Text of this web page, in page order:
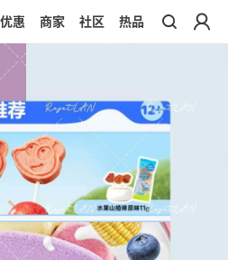
优惠 商家 社区 热品